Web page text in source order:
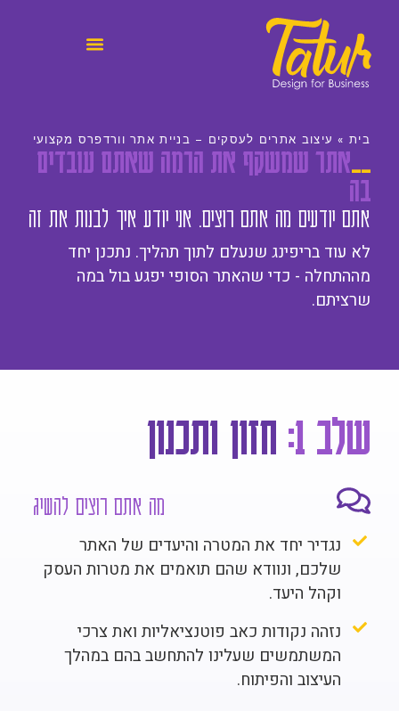
בית» עיצוב אתרים לעסקים – בניית אתר וורדפרס מקצועי
__אתר שמשקף את הרמה שאתם עובדים
בה
אתם יודעים מה אתם רוצים. אני יודע איך לבנות את זה
לא עוד בריפינג שנעלם לתוך תהליך. נתכנן יחד
מההתחלה - כדי שהאתר הסופי יפגע בול במה
שרציתם.
שלב 1: חזון ותכנון
מה אתם רוצים להשיג
נגדיר יחד את המטרה והיעדים של האתר
שלכם, ונוודא שהם תואמים את מטרות העסק
וקהל היעד.
נזהה נקודות כאב פוטנציאליות ואת צרכי
המשתמשים שעלינו להתחשב בהם במהלך
העיצוב והפיתוח.